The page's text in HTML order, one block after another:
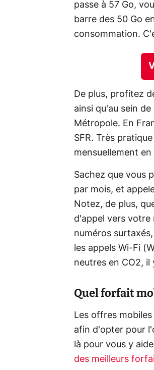
passe à 57 Go,
barre des 50 Go
consommation.
De plus, profitez
ainsi qu'au sein
Métropole. En
SFR. Très
mensuellement
Sachez que vous
par mois, et
Notez, de plus,
d'appel vers votre
numéros
les appels Wi-Fi
neutres en CO2,
Quel forfait
Les offres
afin d'opter pour
là pour vous y
des meilleurs